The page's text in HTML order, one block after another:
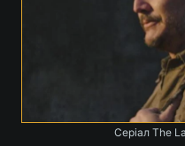
Серіал The